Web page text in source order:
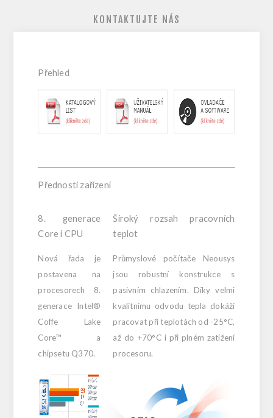
KONTAKTUJTE NÁS
Přehled
Přednosti zařízení
8. generace
Core i CPU
Nová řada je
postavena na
procesorech 8.
generace Intel®
Coffe Lake
Core™ a
chipsetu Q370.
Široký rozsah pracovních
teplot
Průmyslové počítače Neousys
jsou robustní konstrukce s
pasivním chlazením. Díky velmi
kvalitnímu odvodu tepla dokáží
pracovat při teplotách od -25°C,
až do +70°C i při plném zatížení
procesoru.